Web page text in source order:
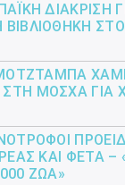
ΔΙΆΚΡΙΣΗ
ΣΤΟ
ΜΌΣΧΑ ΓΙΑ
ΚΑΙ ΦΈΤΑ –
ΖΏΑ»